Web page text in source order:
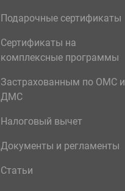
Подарочные сертификаты
Сертификаты на
комплексные программы
Застрахованным по ОМС и
ДМС
Налоговый вычет
Документы и регламенты
Статьи